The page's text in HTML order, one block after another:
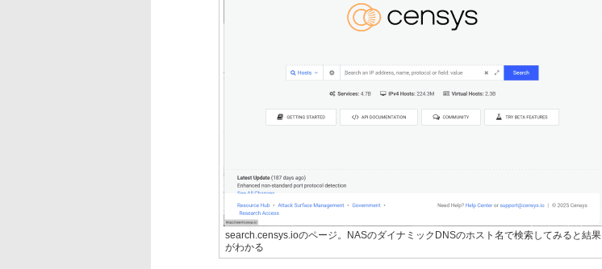
search.censys.ioのページ。NASのダイナミックDNSのホスト名で検索してみると結果
がわかる